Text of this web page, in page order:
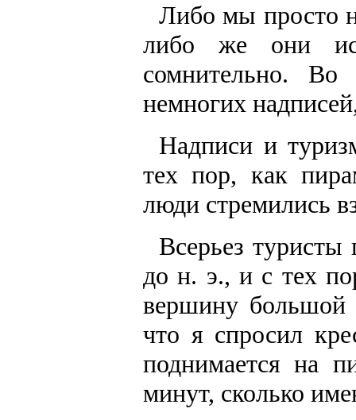
Либо мы просто
либо же они
сомнительно.
немногих
Надписи и
тех пор, как
люди стремились
Всерьез туристы
до н. э., и с тех
вершину большой
что я спросил
поднимается на
минут, сколько